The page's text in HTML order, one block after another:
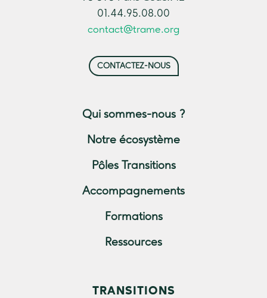
01.44.95.08.00
contact@trame.org
CONTACTEZ-NOUS
Qui sommes-nous ?
Notre écosystème
Pôles Transitions
Accompagnements
Formations
Ressources
TRANSITIONS